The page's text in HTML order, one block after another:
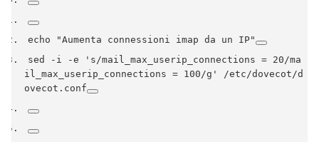
echo
"Aumenta connessioni imap da un IP"
sed
- i -e
's/mail_max_userip_connections = 20/ma
il_max_userip_connections = 100/g'
/etc/dovecot/d
ovecot . conf